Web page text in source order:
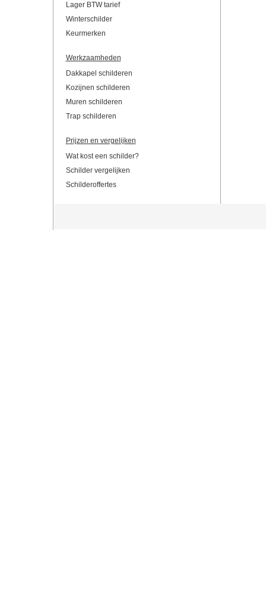
Lager BTW tarief
Winterschilder
Keurmerken
Werkzaamheden
Dakkapel schilderen
Kozijnen schilderen
Muren schilderen
Trap schilderen
Prijzen en vergelijken
Wat kost een schilder?
Schilder vergelijken
Schilderoffertes